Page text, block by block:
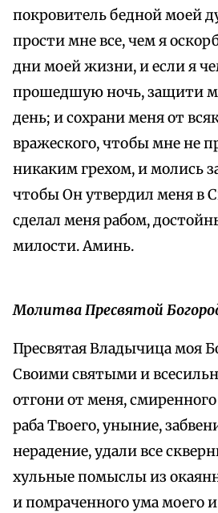
покровитель бедной моей
прости мне все, чем я
дни моей жизни, и если я
прошедшую ночь, защити
день; и сохрани меня от
вражеского, чтобы мне не
никаким грехом, и молись
чтобы Он утвердил меня в
сделал меня рабом,
милости. Аминь.
Молитва Пресвятой
Пресвятая Владычица моя
Своими святыми и
отгони от меня,
раба Твоего, уныние,
нерадение, удали все
хульные помыслы из
и помраченного ума моего